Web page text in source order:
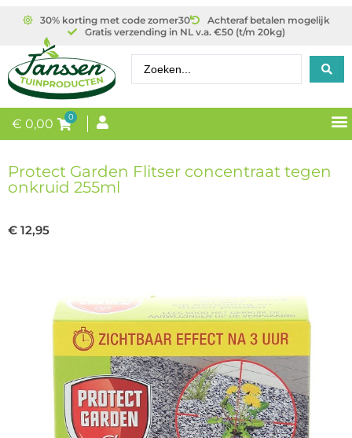
30% korting met code zomer30
Achteraf betalen mogelijk
Gratis verzending in NL v.a. €50 (t/m 20kg)
€ 0,00 0
Protect Garden Flitser concentraat tegen
onkruid 255ml
€ 12,95